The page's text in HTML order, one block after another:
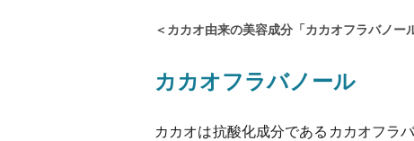
＜カカオ由来の美容成分「カカオフラバノー
カカオフラバノール
カカオは抗酸化成分であるカカオフラ